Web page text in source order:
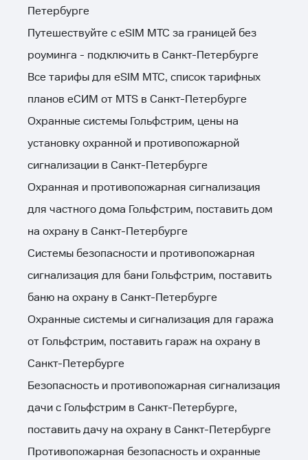
Петербурге
Путешествуйте с eSIM МТС за границей без
роуминга - подключить в Санкт-Петербурге
Все тарифы для eSIM МТС, список тарифных
планов еСИМ от MTS в Санкт-Петербурге
Охранные системы Гольфстрим, цены на
установку охранной и противопожарной
сигнализации в Санкт-Петербурге
Охранная и противопожарная сигнализация
для частного дома Гольфстрим, поставить дом
на охрану в Санкт-Петербурге
Системы безопасности и противопожарная
сигнализация для бани Гольфстрим, поставить
баню на охрану в Санкт-Петербурге
Охранные системы и сигнализация для гаража
от Гольфстрим, поставить гараж на охрану в
Санкт-Петербурге
Безопасность и противопожарная сигнализация
дачи с Гольфстрим в Санкт-Петербурге,
поставить дачу на охрану в Санкт-Петербурге
Противопожарная безопасность и охранные